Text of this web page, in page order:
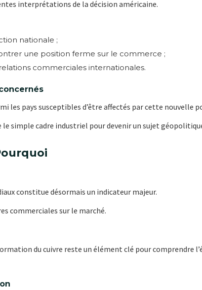
interprétations de la décision américaine.
nationale ;
une position ferme sur le commerce ;
commerciales internationales.
les pays susceptibles d’être affectés par cette nouvelle
le simple cadre industriel pour devenir un sujet
constitue désormais un indicateur majeur.
commerciales sur le marché.
du cuivre reste un élément clé pour comprendre